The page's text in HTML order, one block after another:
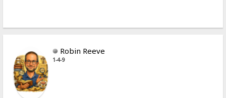
Robin Reeve
1-4-9